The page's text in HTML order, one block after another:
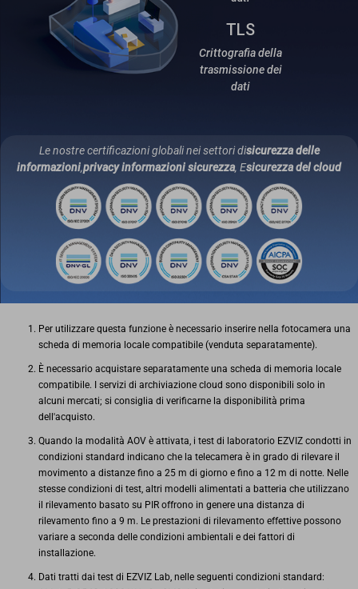
TLS
Crittografia della
trasmissione dei
dati
Le nostre certificazioni globali nei settori disicurezza delle
informazioni,privacy informazioni sicurezza, Esicurezza del cloud
Per utilizzare questa funzione è necessario inserire nella fotocamera una
scheda di memoria locale compatibile (venduta separatamente).
È necessario acquistare separatamente una scheda di memoria locale
compatibile. I servizi di archiviazione cloud sono disponibili solo in
alcuni mercati; si consiglia di verificarne la disponibilità prima
dell'acquisto.
Quando la modalità AOV è attivata, i test di laboratorio EZVIZ condotti in
condizioni standard indicano che la telecamera è in grado di rilevare il
movimento a distanze fino a 25 m di giorno e fino a 12 m di notte. Nelle
stesse condizioni di test, altri modelli alimentati a batteria che utilizzano
il rilevamento basato su PIR offrono in genere una distanza di
rilevamento fino a 9 m. Le prestazioni di rilevamento effettive possono
variare a seconda delle condizioni ambientali e dei fattori di
installazione.
Dati tratti dai test di EZVIZ Lab, nelle seguenti condizioni standard: